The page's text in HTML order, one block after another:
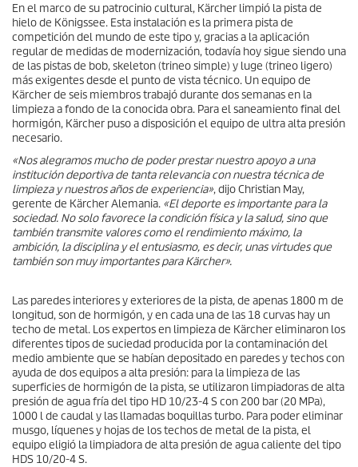
En el marco de su patrocinio cultural, Kärcher limpió la pista de
hielo de Königssee. Esta instalación es la primera pista de
competición del mundo de este tipo y, gracias a la aplicación
regular de medidas de modernización, todavía hoy sigue siendo una
de las pistas de bob, skeleton (trineo simple) y luge (trineo ligero)
más exigentes desde el punto de vista técnico. Un equipo de
Kärcher de seis miembros trabajó durante dos semanas en la
limpieza a fondo de la conocida obra. Para el saneamiento final del
hormigón, Kärcher puso a disposición el equipo de ultra alta presión
necesario.
«Nos alegramos mucho de poder prestar nuestro apoyo a una
institución deportiva de tanta relevancia con nuestra técnica de
limpieza y nuestros años de experiencia», dijo Christian May,
gerente de Kärcher Alemania. «El deporte es importante para la
sociedad. No solo favorece la condición física y la salud, sino que
también transmite valores como el rendimiento máximo, la
ambición, la disciplina y el entusiasmo, es decir, unas virtudes que
también son muy importantes para Kärcher».
Las paredes interiores y exteriores de la pista, de apenas 1800 m de
longitud, son de hormigón, y en cada una de las 18 curvas hay un
techo de metal. Los expertos en limpieza de Kärcher eliminaron los
diferentes tipos de suciedad producida por la contaminación del
medio ambiente que se habían depositado en paredes y techos con
ayuda de dos equipos a alta presión: para la limpieza de las
superficies de hormigón de la pista, se utilizaron limpiadoras de alta
presión de agua fría del tipo HD 10/23-4 S con 200 bar (20 MPa),
1000 l de caudal y las llamadas boquillas turbo. Para poder eliminar
musgo, líquenes y hojas de los techos de metal de la pista, el
equipo eligió la limpiadora de alta presión de agua caliente del tipo
HDS 10/20-4 S.